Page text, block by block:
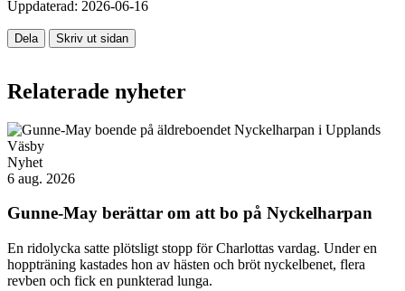
Uppdaterad: 2026-06-16
Dela Skriv ut sidan
Relaterade nyheter
Nyhet
6 aug. 2026
Gunne-May berättar om att bo på Nyckelharpan
En ridolycka satte plötsligt stopp för Charlottas vardag. Under en
hoppträning kastades hon av hästen och bröt nyckelbenet, flera
revben och fick en punkterad lunga.